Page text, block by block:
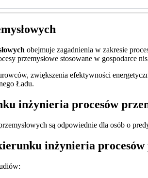
obejmuje zagadnienia w zakresie
przemysłowe stosowane w
zwiększenia efektywności
Ładu.
inżynieria procesów
są odpowiednie dla osób o
inżynieria procesów